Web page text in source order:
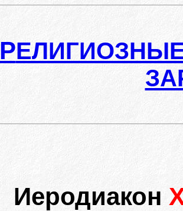
Р
Иеродиакон